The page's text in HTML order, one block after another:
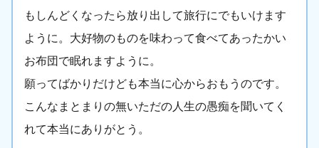
もしんどくなったら放り出して旅行にでもいけます
ように。大好物のものを味わって食べてあったかい
お布団で眠れますように。
願ってばかりだけども本当に心からおもうのです。
こんなまとまりの無いただの人生の愚痴を聞いてく
れて本当にありがとう。